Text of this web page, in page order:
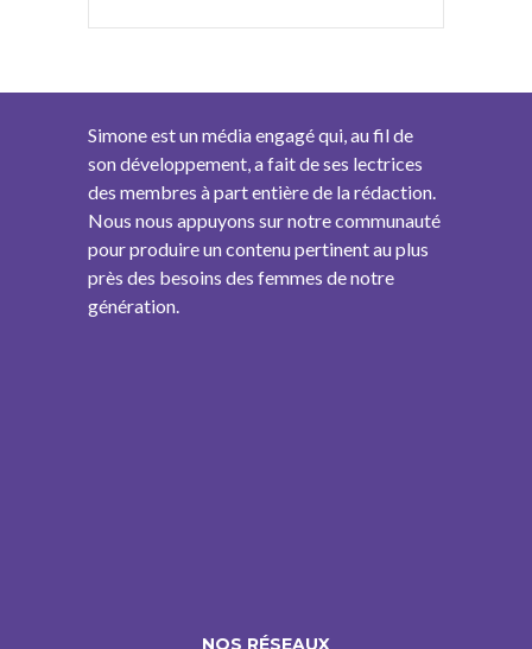
Simone est un média engagé qui, au fil de
son développement, a fait de ses lectrices
des membres à part entière de la rédaction.
Nous nous appuyons sur notre communauté
pour produire un contenu pertinent au plus
près des besoins des femmes de notre
génération.
NOS RÉSEAUX